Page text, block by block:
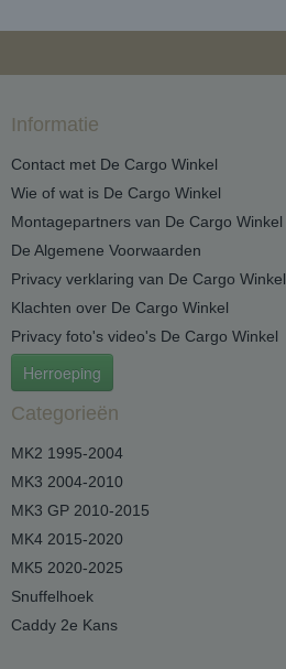
Informatie
Contact met De Cargo Winkel
Wie of wat is De Cargo Winkel
Montagepartners van De Cargo Winkel
De Algemene Voorwaarden
Privacy verklaring van De Cargo Winkel
Klachten over De Cargo Winkel
Privacy foto's video's De Cargo Winkel
Herroeping
Categorieën
MK2 1995-2004
MK3 2004-2010
MK3 GP 2010-2015
MK4 2015-2020
MK5 2020-2025
Snuffelhoek
Caddy 2e Kans